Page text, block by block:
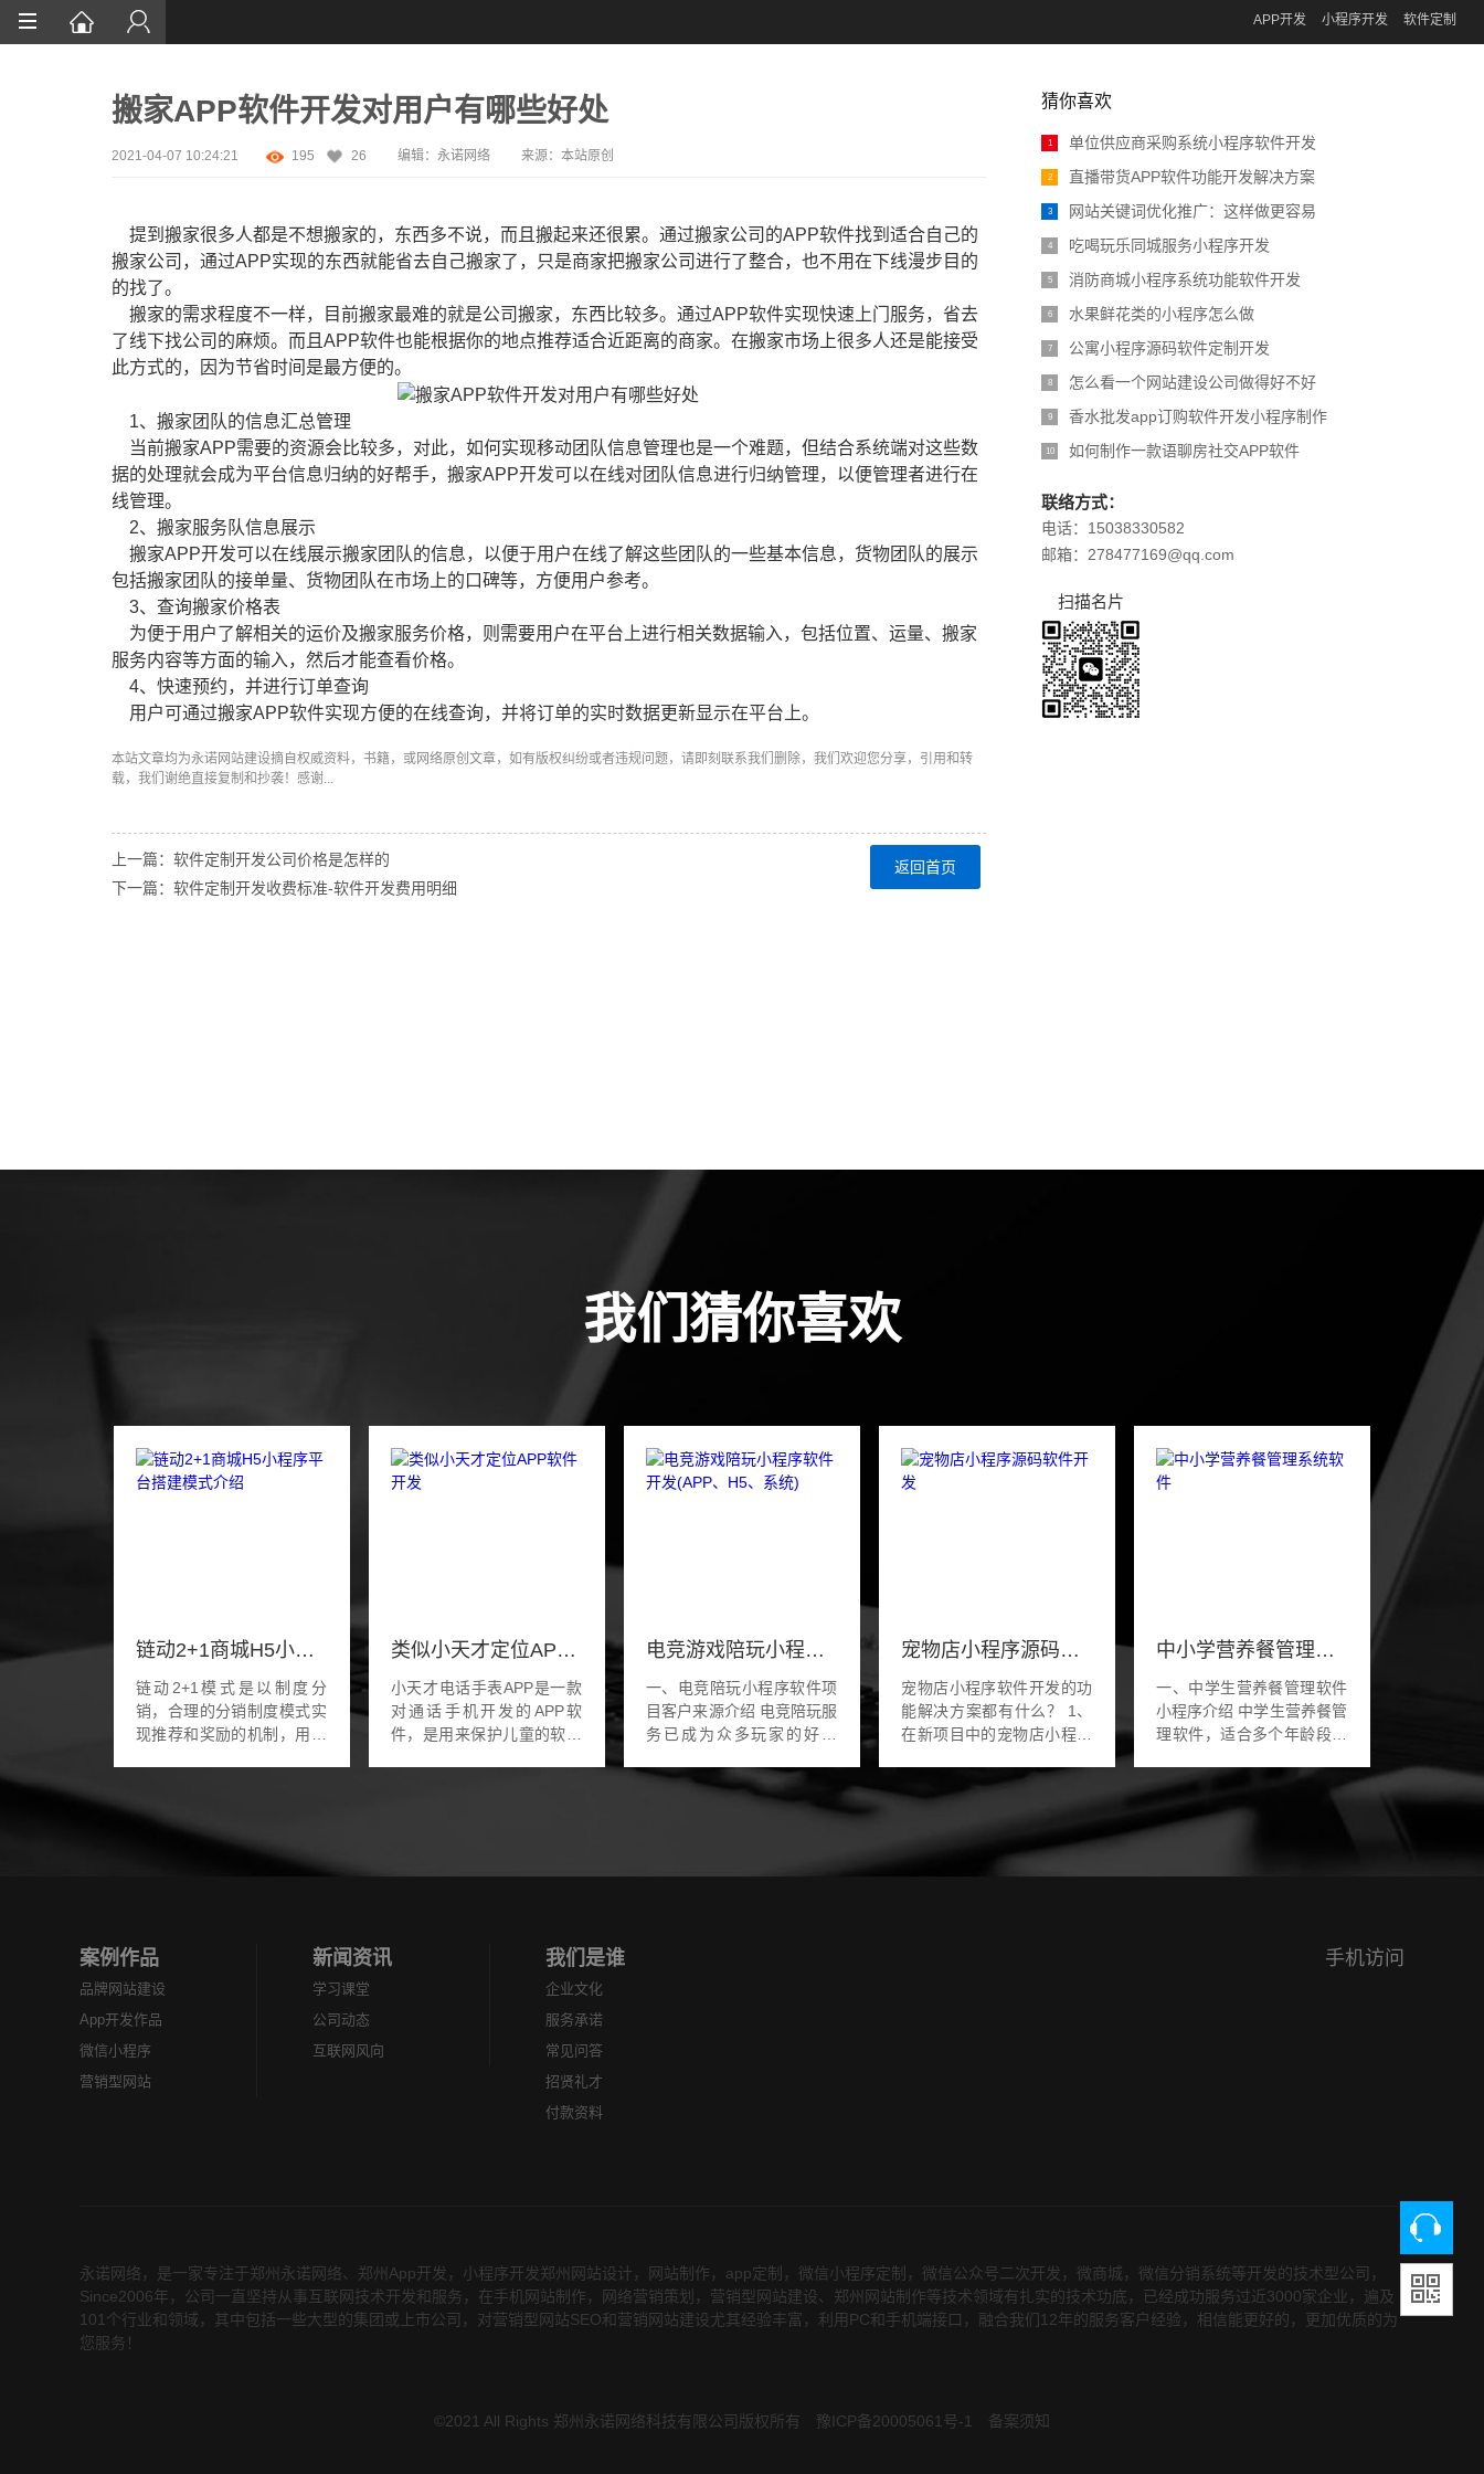
APP开发 小程序开发 软件定制
搬家APP软件开发对用户有哪些好处
2021-04-07 10:24:21 195 26 编辑：永诺网络 来源： 本站原创
提到搬家很多人都是不想搬家的，东西多不说，而且搬起来还很累。通过搬家公司的APP软件找到适合自己的
搬家公司，通过APP实现的东西就能省去自己搬家了，只是商家把搬家公司进行了整合，也不用在下线漫步目的
的找了。
搬家的需求程度不一样，目前搬家最难的就是公司搬家，东西比较多。通过APP软件实现快速上门服务，省去
了线下找公司的麻烦。而且APP软件也能根据你的地点推荐适合近距离的商家。在搬家市场上很多人还是能接受
此方式的，因为节省时间是最方便的。
1、搬家团队的信息汇总管理
当前搬家APP需要的资源会比较多，对此，如何实现移动团队信息管理也是一个难题，但结合系统端对这些数
据的处理就会成为平台信息归纳的好帮手，搬家APP开发可以在线对团队信息进行归纳管理，以便管理者进行在
线管理。
2、搬家服务队信息展示
搬家APP开发可以在线展示搬家团队的信息，以便于用户在线了解这些团队的一些基本信息，货物团队的展示
包括搬家团队的接单量、货物团队在市场上的口碑等，方便用户参考。
3、查询搬家价格表
为便于用户了解相关的运价及搬家服务价格，则需要用户在平台上进行相关数据输入，包括位置、运量、搬家
服务内容等方面的输入，然后才能查看价格。
4、快速预约，并进行订单查询
用户可通过搬家APP软件实现方便的在线查询，并将订单的实时数据更新显示在平台上。
本站文章均为永诺网站建设摘自权威资料，书籍，或网络原创文章，如有版权纠纷或者违规问题，请即刻联系我们删除，我们欢迎您分享，引用和转
载，我们谢绝直接复制和抄袭！感谢...
返回首页
上一篇：软件定制开发公司价格是怎样的
下一篇：软件定制开发收费标准-软件开发费用明细
猜你喜欢
1 单位供应商采购系统小程序软件开发
2 直播带货APP软件功能开发解决方案
3 网站关键词优化推广：这样做更容易
4 吃喝玩乐同城服务小程序开发
5 消防商城小程序系统功能软件开发
6 水果鲜花类的小程序怎么做
7 公寓小程序源码软件定制开发
8 怎么看一个网站建设公司做得好不好
9 香水批发app订购软件开发小程序制作
10 如何制作一款语聊房社交APP软件
联络方式：
电话：15038330582
邮箱：278477169@qq.com
扫描名片
我们猜你喜欢
链动2+1商城H5小程序平台搭建模式介绍
链动2+1模式是以制度分
销，合理的分销制度模式实
现推荐和奖励的机制，用户
2+1模式其实就是2...
类似小天才定位APP软件开发
小天才电话手表APP是一款
对通话手机开发的APP软
件，是用来保护儿童的软件
电竞游戏陪玩小程序软件开发(APP、H5、系统)
一、电竞陪玩小程序软件项
目客户来源介绍 电竞陪玩服
务已成为众多玩家的好助
求，开发一款高效的电竞陪
玩小程序显得尤为重要。这
宠物店小程序源码软件开发
宠物店小程序软件开发的功
能解决方案都有什么？ 1、
在新项目中的宠物店小程序
服务模块的功能都是按照商
家的需求和用户的需求定
中小学营养餐管理系统软件
一、中学生营养餐管理软件
小程序介绍 中学生营养餐管
理软件，适合多个年龄段的
餐饮管理软件。广泛适用于
营养学营养搭配餐，营养咨
询机构，幼儿园机...
案例作品
品牌网站建设
App开发作品
微信小程序
营销型网站
新闻资讯
学习课堂
公司动态
互联网风向
我们是谁
企业文化
服务承诺
常见问答
招贤礼才
付款资料
手机访问
永诺网络，是一家专注于郑州永诺网络、 郑州App开发 ，小程序开发郑州网站设计，网站制作，app定制，微信小程序定制，微信公众号二次开发，微商城，微信分销系统等开发的技术型公司，
Since2006年，公司一直坚持从事互联网技术开发和服务，在手机网站制作，网络营销策划，营销型网站建设、郑州网站制作等技术领域有扎实的技术功底，已经成功服务过近3000家企业，遍及
101个行业和领域，其中包括一些大型的集团或上市公司，对营销型网站SEO和营销网站建设尤其经验丰富，利用PC和手机端接口，融合我们12年的服务客户经验，相信能更好的，更加优质的为
您服务！
©2021 All Rights 郑州永诺网络科技有限公司版权所有 豫ICP备20005061号-1 备案须知